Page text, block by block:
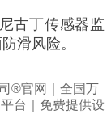
古丁传感器监
滑风险。